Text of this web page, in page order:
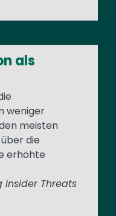
als
weniger
meisten
die
erhöhte
Insider Threats